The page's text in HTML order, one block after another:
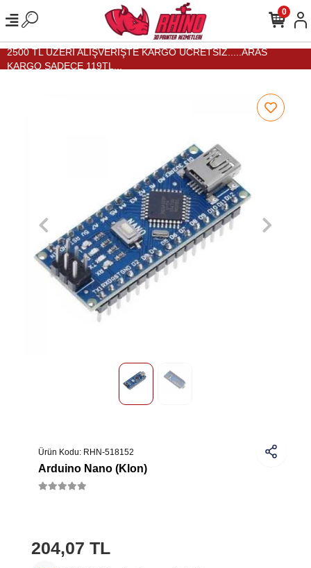
2500 TL ÜZERİ ALIŞVERİŞTE KARGO ÜCRETSİZ.....ARAS
KARGO SADECE 119TL...
0
Ürün Kodu: RHN-518152
Arduino Nano (Klon)
204,07 TL